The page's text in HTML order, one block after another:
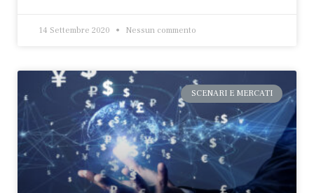
14 Settembre 2020 Nessun commento
SCENARI E MERCATI